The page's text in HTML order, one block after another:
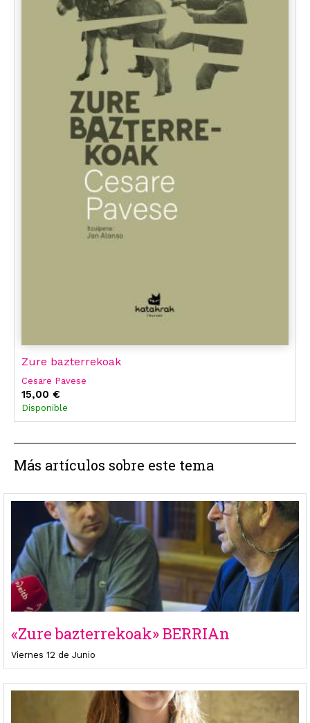
Zure bazterrekoak
Cesare Pavese
15,00 €
Disponible
Más artículos sobre este tema
«Zure bazterrekoak» BERRIAn
Viernes 12 de Junio